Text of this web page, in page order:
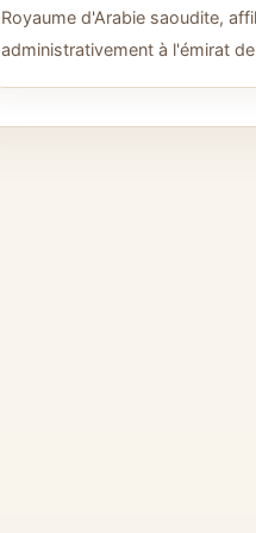
Royaume d'Arabie saoudite,
administrativement à l'émirat de